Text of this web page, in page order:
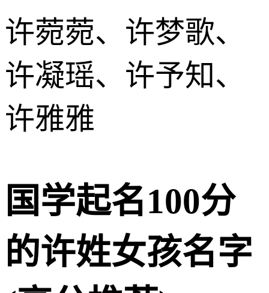
许菀菀、许梦歌、
许凝瑶、许予知、
许雅雅
国学起名100分
的许姓女孩名字